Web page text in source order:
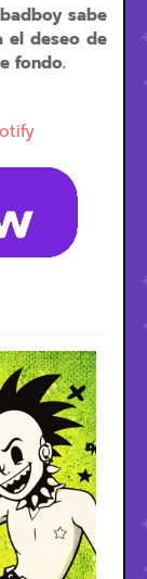
sabe
el deseo de
fondo.